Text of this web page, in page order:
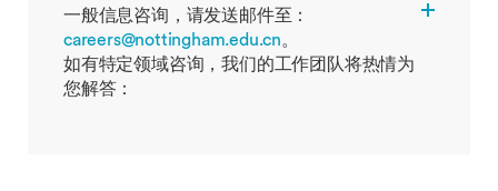
一般信息咨询，请发送邮件至：
careers@nottingham.edu.cn。
如有特定领域咨询，我们的工作团队将热情为
您解答：